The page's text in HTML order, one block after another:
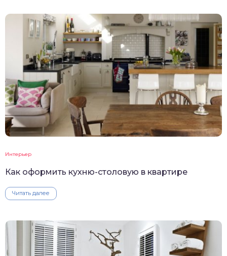
Интерьер
Как оформить кухню-столовую в квартире
Читать далее